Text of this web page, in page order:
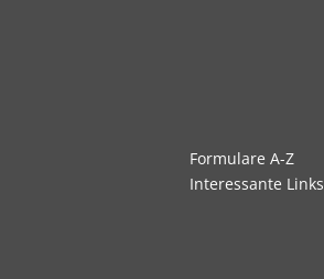
Navigation
überspringen
Formulare A-Z
Interessante Links